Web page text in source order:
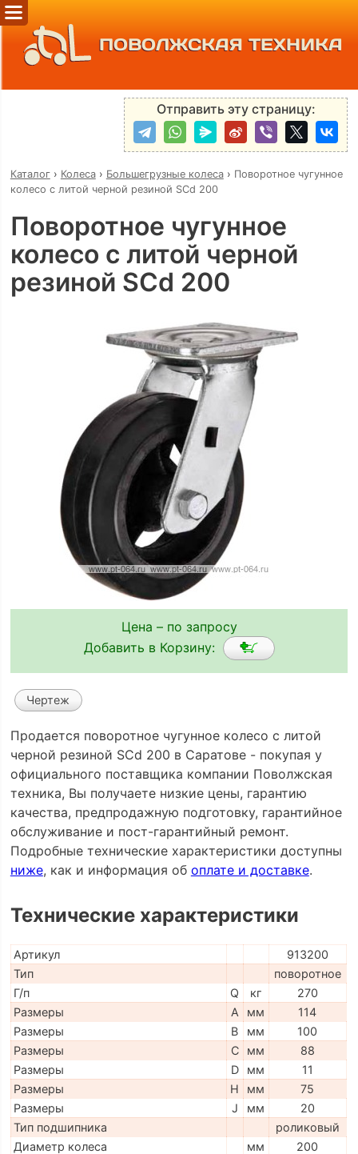
ПОВОЛЖСКАЯ ТЕХНИКА
Отправить эту страницу:
Каталог› Колеса› Большегрузные колеса› Поворотное чугунное
колесо с литой черной резиной SCd 200
Поворотное чугунное
колесо с литой черной
резиной SCd 200
Цена – по запросу
Добавить в Корзину:
Чертеж
Продается поворотное чугунное колесо с литой
черной резиной SCd 200 в Саратове - покупая у
официального поставщика компании Поволжская
техника, Вы получаете низкие цены, гарантию
качества, предпродажную подготовку, гарантийное
обслуживание и пост-гарантийный ремонт.
Подробные технические характеристики доступны
ниже, как и информация об оплате и доставке.
Технические характеристики
Артикул
913200
Тип
поворотное
Г/п
Q кг
270
Размеры
A мм
114
Размеры
B мм
100
Размеры
C мм
88
Размеры
D мм
11
Размеры
H мм
75
Размеры
J мм
20
Тип подшипника
роликовый
Диаметр колеса
мм
200